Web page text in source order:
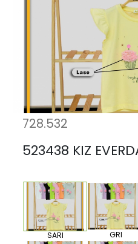
728.532
523438 KIZ
SARI GRI